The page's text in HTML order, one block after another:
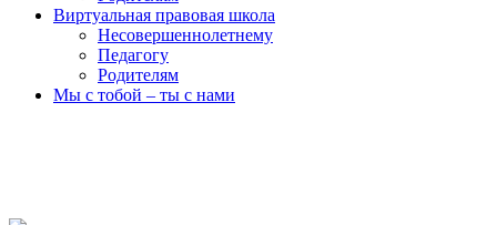
Виртуальная правовая школа
Несовершеннолетнему
Педагогу
Родителям
Мы с тобой – ты с нами